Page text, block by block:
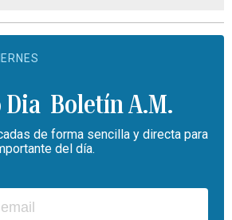
Boletín A.M.
de forma sencilla y directa para
del día.